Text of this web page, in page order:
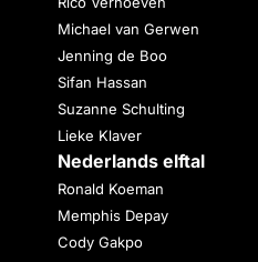
Michael van Gerwen
Jenning de Boo
Sifan Hassan
Suzanne Schulting
Lieke Klaver
Nederlands elftal
Ronald Koeman
Memphis Depay
Cody Gakpo